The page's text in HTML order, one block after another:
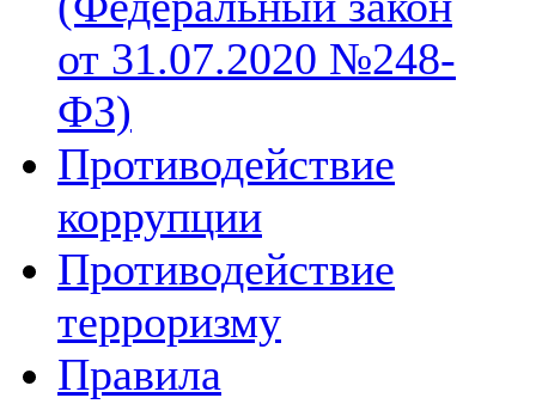
от 31.07.2020 №248-
ФЗ)
Противодействие
коррупции
Противодействие
терроризму
Правила